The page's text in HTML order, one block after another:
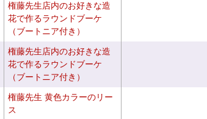
権藤先生店内のお好きな造
花で作るラウンドブーケ
（ブートニア付き）
権藤先生店内のお好きな造
花で作るラウンドブーケ
（ブートニア付き）
権藤先生 黄色カラーのリー
ス